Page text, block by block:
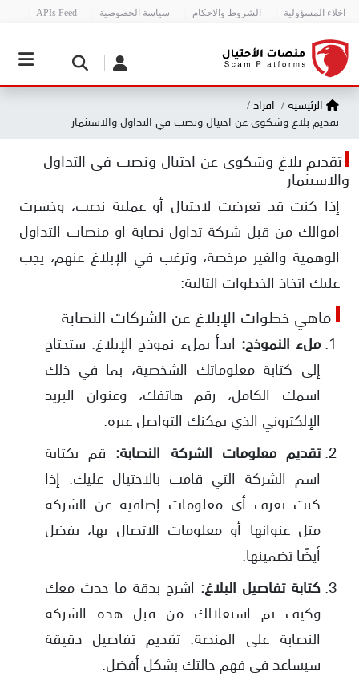
اخلاء المسؤولية الشروط والاحكام سياسة الخصوصية APIs Feed
الرئيسية
افراد
تقديم بلاغ وشكوى عن احتيال ونصب في التداول والاستثمار
تقديم بلاغ وشكوى عن احتيال ونصب في التداول
والاستثمار
إذا كنت قد تعرضت لاحتيال أو عملية نصب، وخسرت
اموالك من قبل شركة تداول نصابة او منصات التداول
الوهمية والغير مرخصة، وترغب في الإبلاغ عنهم، يجب
عليك اتخاذ الخطوات التالية:
ماهي خطوات الإبلاغ عن الشركات النصابة
ملء النموذج: ابدأ بملء نموذج الإبلاغ. ستحتاج
إلى كتابة معلوماتك الشخصية، بما في ذلك
اسمك الكامل، رقم هاتفك، وعنوان البريد
الإلكتروني الذي يمكنك التواصل عبره.
تقديم معلومات الشركة النصابة: قم بكتابة
اسم الشركة التي قامت بالاحتيال عليك. إذا
كنت تعرف أي معلومات إضافية عن الشركة
مثل عنوانها أو معلومات الاتصال بها، يفضل
أيضًا تضمينها.
كتابة تفاصيل البلاغ: اشرح بدقة ما حدث معك
وكيف تم استغلالك من قبل هذه الشركة
النصابة على المنصة. تقديم تفاصيل دقيقة
سيساعد في فهم حالتك بشكل أفضل.